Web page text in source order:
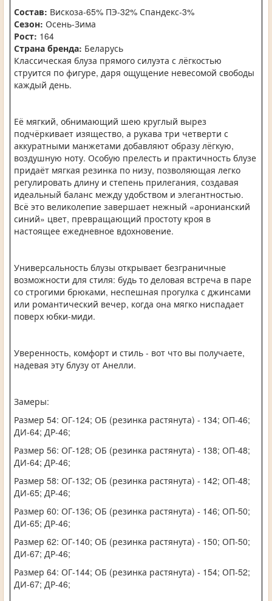
Состав: Вискоза-65% ПЭ-32% Спандекс-3%
Сезон: Осень-Зима
Рост: 164
Страна бренда: Беларусь
Классическая блуза прямого силуэта с лёгкостью
струится по фигуре, даря ощущение невесомой свободы
каждый день.
Её мягкий, обнимающий шею круглый вырез
подчёркивает изящество, а рукава три четверти с
аккуратными манжетами добавляют образу лёгкую,
воздушную ноту. Особую прелесть и практичность блузе
придаёт мягкая резинка по низу, позволяющая легко
регулировать длину и степень прилегания, создавая
идеальный баланс между удобством и элегантностью.
Всё это великолепие завершает нежный «аронианский
синий» цвет, превращающий простоту кроя в
настоящее ежедневное вдохновение.
Универсальность блузы открывает безграничные
возможности для стиля: будь то деловая встреча в паре
со строгими брюками, неспешная прогулка с джинсами
или романтический вечер, когда она мягко ниспадает
поверх юбки-миди.
Уверенность, комфорт и стиль - вот что вы получаете,
надевая эту блузу от Анелли.
Замеры:
Размер 54: ОГ-124; ОБ (резинка растянута) - 134; ОП-46;
ДИ-64; ДР-46;
Размер 56: ОГ-128; ОБ (резинка растянута) - 138; ОП-48;
ДИ-64; ДР-46;
Размер 58: ОГ-132; ОБ (резинка растянута) - 142; ОП-48;
ДИ-65; ДР-46;
Размер 60: ОГ-136; ОБ (резинка растянута) - 146; ОП-50;
ДИ-65; ДР-46;
Размер 62: ОГ-140; ОБ (резинка растянута) - 150; ОП-50;
ДИ-67; ДР-46;
Размер 64: ОГ-144; ОБ (резинка растянута) - 154; ОП-52;
ДИ-67; ДР-46;